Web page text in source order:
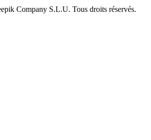
Company S.L.U. Tous droits réservés.